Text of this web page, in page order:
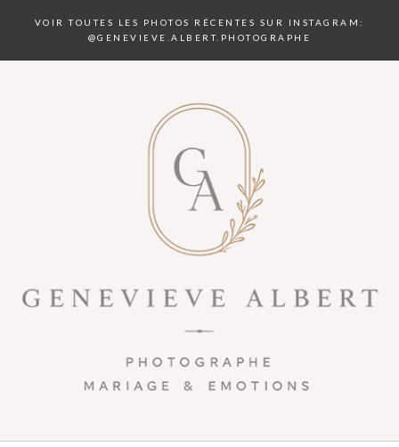
VOIR TOUTES LES PHOTOS RÉCENTES SUR INSTAGRAM:
@GENEVIEVE.ALBERT.PHOTOGRAPHE